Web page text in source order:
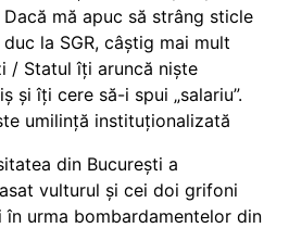
mă apuc să strâng sticle
duc la SGR, câștig mai mult
/ Statul îți aruncă niște
și îți cere să-i spui „salariu”.
umilință instituționalizată
din București a
vulturul și cei doi grifoni
în urma bombardamentelor din